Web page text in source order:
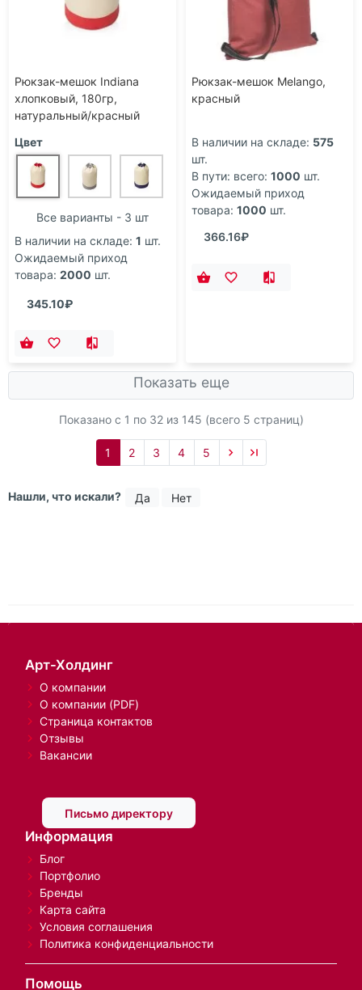
Рюкзак-мешок Indiana
хлопковый, 180гр,
натуральный/красный
Цвет
Все варианты - 3 шт
В наличии на складе: 1 шт.
Ожидаемый приход
товара: 2000 шт.
345.10₽
Рюкзак-мешок Melango,
красный
В наличии на складе: 575
шт.
В пути: всего: 1000 шт.
Ожидаемый приход
товара: 1000 шт.
366.16₽
Показать еще
Показано с 1 по 32из 145 (всего 5 страниц)
1 2 3 4 5
Нашли, что искали? Да Нет
Арт-Холдинг
О компании
О компании (PDF)
Страница контактов
Отзывы
Вакансии
Письмо директору
Информация
Блог
Портфолио
Бренды
Карта сайта
Условия соглашения
Политика конфиденциальности
Помощь